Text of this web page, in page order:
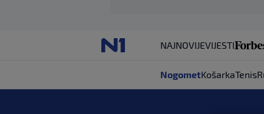
NAJNOVIJEVIJESTI
NogometKošarkaTenis